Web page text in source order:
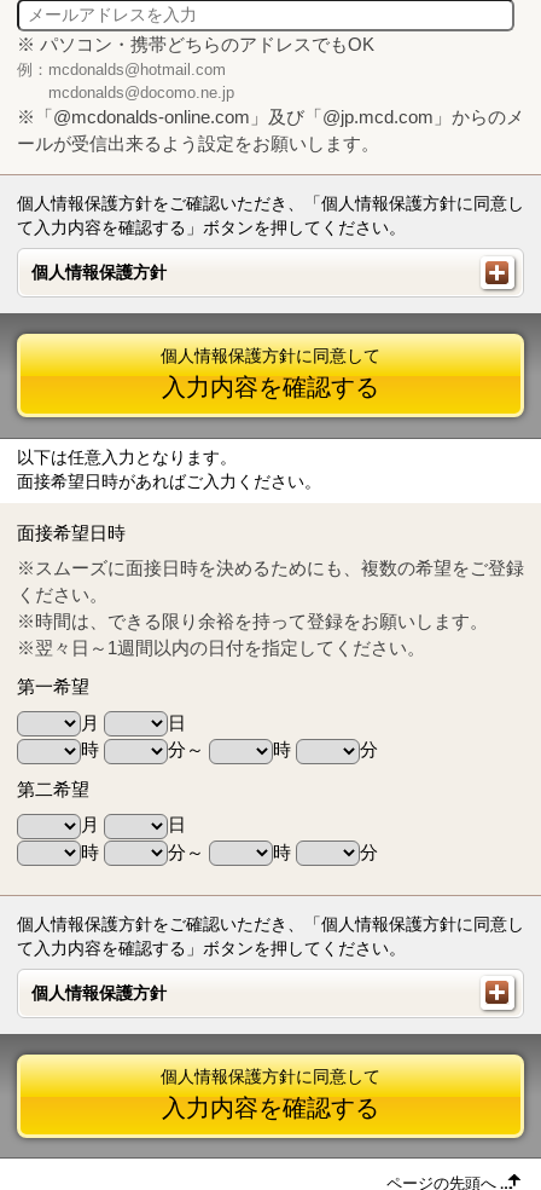
※ パソコン・携帯どちらのアドレスでもOK
例：mcdonalds@hotmail.com
mcdonalds@docomo.ne.jp
※「@mcdonalds-online.com」及び「@jp.mcd.com」からのメ
ールが受信出来るよう設定をお願いします。
個人情報保護方針をご確認いただき、「個人情報保護方針に同意し
て入力内容を確認する」ボタンを押してください。
個人情報保護方針
個人情報保護方針
Tel
0570-55-0314
個人情報保護方針に同意して
入力内容を確認する
以下は任意入力となります。
面接希望日時があればご入力ください。
面接希望日時
※スムーズに面接日時を決めるためにも、複数の希望をご登録
ください。
※時間は、できる限り余裕を持って登録をお願いします。
※翌々日～1週間以内の日付を指定してください。
第一希望
月
日
時
分～ 時
分
第二希望
月
日
時
分～ 時 分
個人情報保護方針をご確認いただき、「個人情報保護方針に同意し
て入力内容を確認する」ボタンを押してください。
個人情報保護方針
個人情報保護方針
個人情報保護方針に同意して
入力内容を確認する
ページの先頭へ